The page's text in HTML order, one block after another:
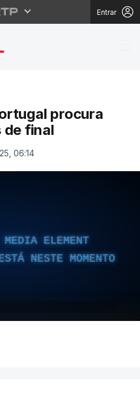
Entrar
procura
de final
06:14
ELEMENT
NESTE MOMENTO